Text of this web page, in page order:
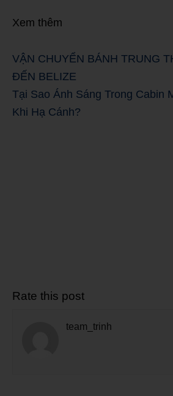
Xem thêm
VẬN CHUYỂN BÁNH TRUNG
ĐẾN BELIZE
Tại Sao Ánh Sáng Trong Cabin
Khi Hạ Cánh?
Rate this post
team_trinh